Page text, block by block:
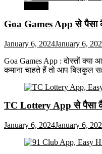
Goa Games App से पैसा
January 6, 2024January 6,
Goa Games App : दोस्तों
कमाना चाहते हैं तो आप बिलकुल
TC Lottery App से पैसा
January 6, 2024January 6,